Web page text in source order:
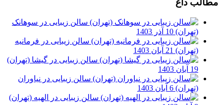
مطالب داغ
سالن زیبایی در سوهانک
(تهران) 10 آذر 1403
سالن زیبایی در فرمانیه
(تهران) 21 آبان 1403
سالن زیبایی در گیشا (تهران)
19 آبان 1403
سالن زیبایی در نیاوران
(تهران) 6 آبان 1403
سالن زیبایی در الهیه (تهران)